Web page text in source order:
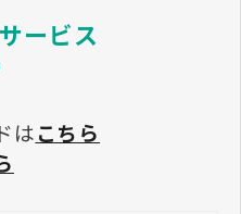
ービス
はこちら